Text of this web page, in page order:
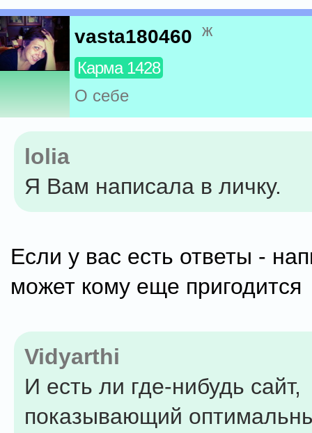
vasta180460 ж
Карма 1428
О себе
lolia
Я Вам написала в личку.
Если у вас есть ответы -
может кому еще пригодится
Vidyarthi
И есть ли где-нибудь сайт,
показывающий